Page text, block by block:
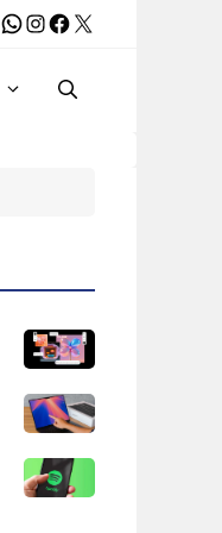
WhatsApp
Instagram
Facebook
X